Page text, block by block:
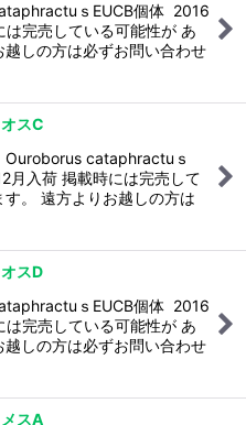
ｓEUCB個体 2016
は完売している可能性が あ
越しの方は必ずお問い合わせ
スC
Ouroborus cataphractuｓ
月入荷 掲載時には完売して
。 遠方よりお越しの方は
スD
ｓEUCB個体 2016
は完売している可能性が あ
越しの方は必ずお問い合わせ
スA